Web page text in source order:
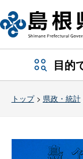
目的
トップ> 県政・統計